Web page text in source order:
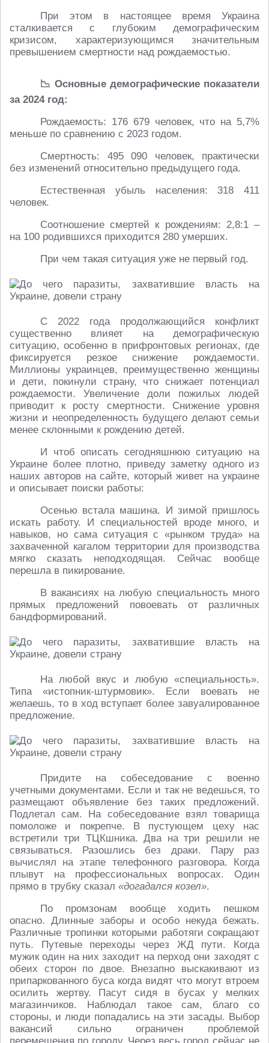
При этом в настоящее время Украина
сталкивается с глубоким демографическим
кризисом, характеризующимся значительным
превышением смертности над рождаемостью.
📉 Основные демографические показатели
за 2024 год:
Рождаемость: 176 679 человек, что на 5,7%
меньше по сравнению с 2023 годом.
Смертность: 495 090 человек, практически
без изменений относительно предыдущего года.
Естественная убыль населения: 318 411
человек.
Соотношение смертей к рождениям: 2,8:1 –
на 100 родившихся приходится 280 умерших.
При чем такая ситуация уже не первый год.
С 2022 года продолжающийся конфликт
существенно влияет на демографическую
ситуацию, особенно в прифронтовых регионах, где
фиксируется резкое снижение рождаемости.
Миллионы украинцев, преимущественно женщины
и дети, покинули страну, что снижает потенциал
рождаемости. Увеличение доли пожилых людей
приводит к росту смертности. Снижение уровня
жизни и неопределенность будущего делают семьи
менее склонными к рождению детей.
И чтоб описать сегодняшнюю ситуацию на
Украине более плотно, приведу заметку одного из
наших авторов на сайте, который живет на украине
и описывает поиски работы:
Осенью встала машина. И зимой пришлось
искать работу. И специальностей вроде много, и
навыков, но сама ситуация с «рынком труда» на
захваченной кагалом территории для производства
мягко сказать неподходящая. Сейчас вообще
перешла в пикирование.
В вакансиях на любую специальность много
прямых предложений повоевать от различных
бандформирований.
На любой вкус и любую «специальность».
Типа «истопник-​штурмовик». Если воевать не
желаешь, то в ход вступает более завуалированное
предложение.
Придите на собеседование с военно
учетными документами. Если и так не ведешься, то
размещают объявление без таких предложений.
Подлетал сам. На собеседование взял товарища
помоложе и покрепче. В пустующем цеху нас
встретили три ТЦКшника. Два на три решили не
связываться. Разошлись без драки. Пару раз
вычислял на этапе телефонного разговора. Когда
плывут на профессиональных вопросах. Один
прямо в трубку сказал «догадался козел».
По промзонам вообще ходить пешком
опасно. Длинные заборы и особо некуда бежать.
Различные тропинки которыми работяги сокращают
путь. Путевые переходы через ЖД пути. Когда
мужик один на них заходит на перход они заходят с
обеих сторон по двое. Внезапно выскакивают из
припаркованного буса когда видят что могут втроем
осилить жертву. Пасут сидя в бусах у мелких
магазинчиков. Наблюдал такое сам, благо со
стороны, и люди попадались на эти засады. Выбор
вакансий сильно ограничен проблемой